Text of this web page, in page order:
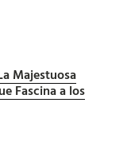
Majestuosa
Fascina a los